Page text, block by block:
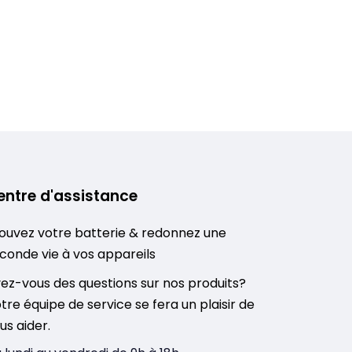
d'assistance
votre batterie & redonnez une
vie à vos appareils
vous des questions sur nos produits?
équipe de service se fera un plaisir de
aider.